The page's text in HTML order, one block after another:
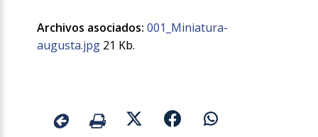
Archivos asociados: 001_Miniatura-
augusta.jpg 21 Kb.